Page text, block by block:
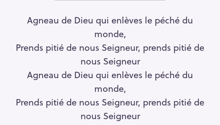
Agneau de Dieu qui enlèves le péché du
monde,
Prends pitié de nous Seigneur, prends pitié de
nous Seigneur
Agneau de Dieu qui enlèves le péché du
monde,
Prends pitié de nous Seigneur, prends pitié de
nous Seigneur